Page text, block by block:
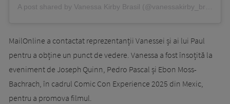
MailOnline a contactat reprezentanții Vanessei și ai lui Paul
pentru a obține un punct de vedere. Vanessa a fost însoțită la
eveniment de Joseph Quinn, Pedro Pascal și Ebon Moss-
Bachrach, în cadrul Comic Con Experience 2025 din Mexic,
pentru a promova filmul.